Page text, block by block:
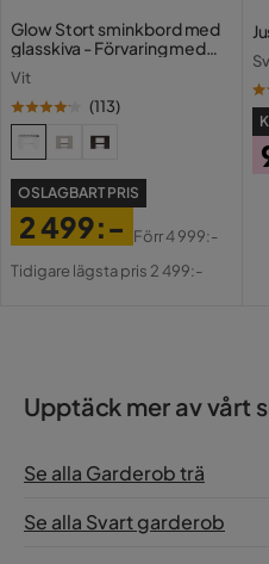
Glow Stort sminkbord med
glasskiva - Förvaring med
Vit
(113)
OSLAGBART PRIS
Pris
2 499:-
Original
Förr4 999:-
Tidigare lägsta pris 2 499:-
Upptäck mer av vårt
Se alla Garderob trä
Se alla Svart garderob